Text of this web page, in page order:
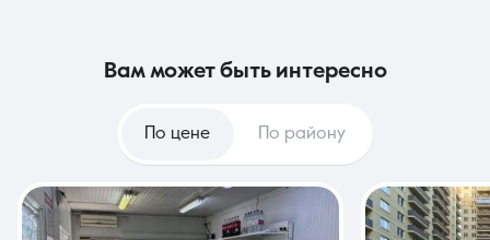
вам может быть интересно
По цене По району